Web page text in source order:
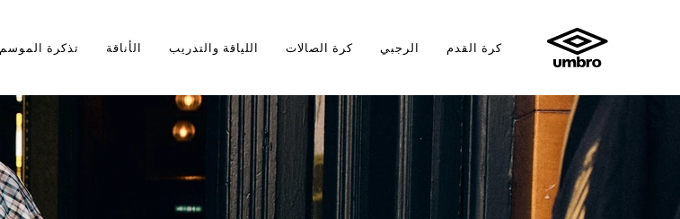
كرة القدم الرجبي كرة الصالات اللياقة والتدريب الأناقة تذكرة الموسم